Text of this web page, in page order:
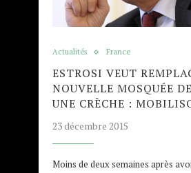
Actualités France
ESTROSI VEUT
NOUVELLE MOSQUÉE
UNE CRÈCHE :
23 décembre 2015
Moins de deux semaines après